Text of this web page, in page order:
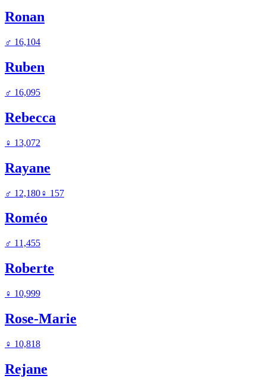
Ronan
♂ 16,104
Ruben
♂ 16,095
Rebecca
♀ 13,072
Rayane
♂ 12,180♀ 157
Roméo
♂ 11,455
Roberte
♀ 10,999
Rose-Marie
♀ 10,818
Rejane